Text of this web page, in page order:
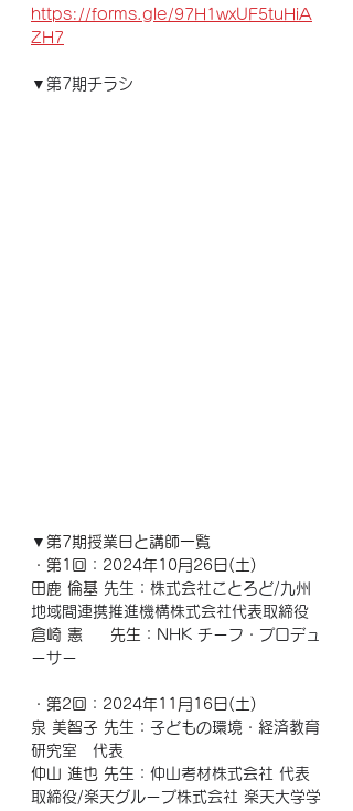
https://forms.gle/97H1wxUF5tuHiA
ZH7
▼第7期チラシ
▼ 第7期授業日と講師一覧
・第1回：2024年10月26日(土)
田鹿 倫基 先生：株式会社ことろど/九州
地域間連携推進機構株式会社代表取締役
倉崎 憲     先生： NHK チーフ・プロデュ
ーサー
・第2回：2024年11月16日(土)
泉 美智子 先生： 子どもの環境・経済教育
研究室　代表
仲山 進也 先生：仲山考材株式会社 代表
取締役/楽天グループ株式会社 楽天大学学